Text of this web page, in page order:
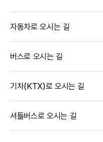
자동차로 오시는 길
버스로 오시는 길
기차(KTX)로 오시는 길
셔틀버스로 오시는 길